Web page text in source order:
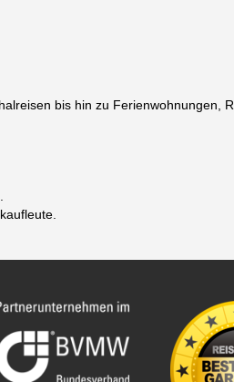
bis hin zu Ferienwohnungen,